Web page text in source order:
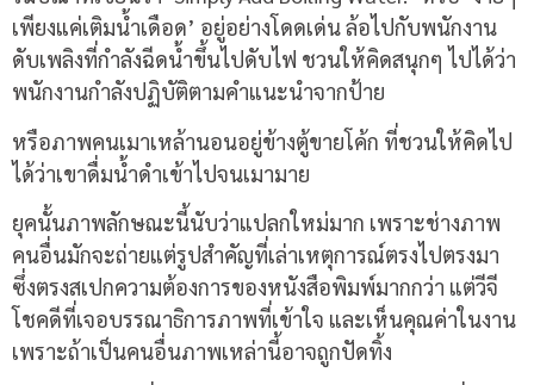
เพียงแค่เติมน้ำเดือด’ อยู่อย่างโดดเด่น ล้อไปกับพนักงาน
ดับเพลิงที่กำลังฉีดน้ำขึ้นไปดับไฟ ชวนให้คิดสนุกๆ ไปได้ว่า
พนักงานกำลังปฏิบัติตามคำแนะนำจากป้าย
หรือภาพคนเมาเหล้านอนอยู่ข้างตู้ขายโค้ก ที่ชวนให้คิดไป
ได้ว่าเขาดื่มน้ำดำเข้าไปจนเมามาย
ยุคนั้นภาพลักษณะนี้นับว่าแปลกใหม่มาก เพราะช่างภาพ
คนอื่นมักจะถ่ายแต่รูปสำคัญที่เล่าเหตุการณ์ตรงไปตรงมา
ซึ่งตรงสเปกความต้องการของหนังสือพิมพ์มากกว่า แต่วีจี
โชคดีที่เจอบรรณาธิการภาพที่เข้าใจ และเห็นคุณค่าในงาน
เพราะถ้าเป็นคนอื่นภาพเหล่านี้อาจถูกปัดทิ้ง